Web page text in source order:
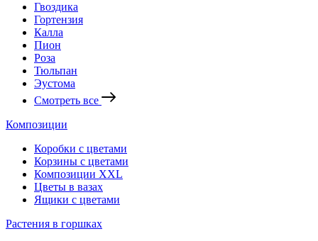
Гвоздика
Гортензия
Калла
Пион
Роза
Тюльпан
Эустома
Смотреть все
Композиции
Коробки с цветами
Корзины с цветами
Композиции XXL
Цветы в вазах
Ящики с цветами
Растения в горшках